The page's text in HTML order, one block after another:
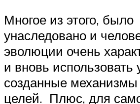
Многое из этого, было
унаследовано и
эволюции очень
и вновь использовать
созданные
целей. Плюс, для